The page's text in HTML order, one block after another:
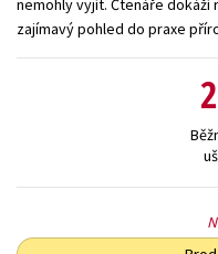
nemohly vyjít. Čtenáře dokáží
zajímavý pohled do praxe